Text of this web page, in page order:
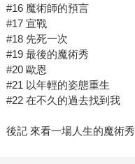
#16 魔術師的預言
#17 宣戰
#18 先死一次
#19 最後的魔術秀
#20 歐恩
#21 以年輕的姿態重生
#22 在不久的過去找到我
後記 來看一場人生的魔術秀